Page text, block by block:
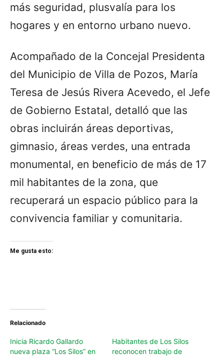
más seguridad, plusvalía para los
hogares y en entorno urbano nuevo.
Acompañado de la Concejal Presidenta
del Municipio de Villa de Pozos, María
Teresa de Jesús Rivera Acevedo, el Jefe
de Gobierno Estatal, detalló que las
obras incluirán áreas deportivas,
gimnasio, áreas verdes, una entrada
monumental, en beneficio de más de 17
mil habitantes de la zona, que
recuperará un espacio público para la
convivencia familiar y comunitaria.
Me gusta esto:
Relacionado
Inicia Ricardo Gallardo
nueva plaza “Los Silos” en
Habitantes de Los Silos
reconocen trabajo de